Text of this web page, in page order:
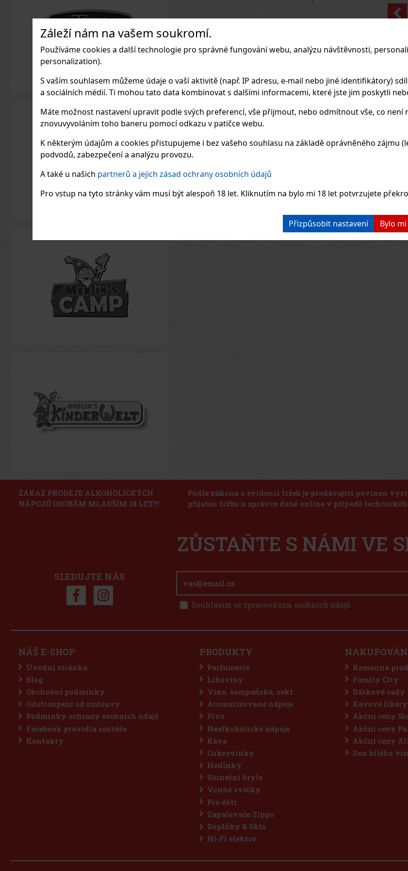
Záleží nám na vašem soukromí.
Používáme cookies a další technologie pro správné fungování webu, analýzu návštěvnosti,
personalization).
S vaším souhlasem můžeme údaje o vaší aktivitě (např. IP adresu, e-mail nebo jiné identifikátory)
a sociálních médií. Ti mohou tato data kombinovat s dalšími informacemi, které jste jim poskytli
Máte možnost nastavení upravit podle svých preferencí, vše přijmout, nebo odmítnout vše, co
znovuvyvoláním toho baneru pomocí odkazu v patičce webu.
K některým údajům a cookies přistupujeme i bez vašeho souhlasu na základě oprávněného zájmu
podvodů, zabezpečení a analýzu provozu.
A také u našich partnerů a jejich zásad ochrany osobních údajů
Pro vstup na tyto stránky vám musí být alespoň 18 let. Kliknutím na bylo mi 18 let potvrzujete
Přizpůsobit nastavení Bylo
ZÁKAZ PRODEJE ALKOHOLICKÝCH
NÁPOJŮ OSOBÁM MLADŠÍM 18 LET!!!
Podle zákona o evidenci tržeb je prodávající povinen
přijatou tržbu u správce daně online v případě
ZŮSTAŇTE S NÁMI VE
SLEDUJTE NÁS
Souhlasím se zpracováním osobních údajů
NÁŠ E-SHOP
Úvodní stránka
Blog
Obchodní podmínky
Odstroupení od smlouvy
Podmínky ochrany osobních údajů
Facebook pravidla soutěže
Kontakty
PRODUKTY
Parfumerie
Lihoviny
Víno, šampaňské, sekt
Aromatizované nápoje
Pivo
Nealkoholické nápoje
Káva
Cukrovinky
Hodinky
Sluneční brýle
Vonné svíčky
Pro děti
Zapalovače Zippo
Doplňky & Sklo
Hi-Fi elektro
Kamenná
Family City
Dárkové
Kávové likéry
Akční ceny
Akční ceny
Akční ceny
Den bílého